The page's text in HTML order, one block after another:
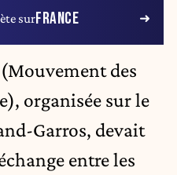
surFRANCE
des
organisée sur le
Garros, devait
entre les